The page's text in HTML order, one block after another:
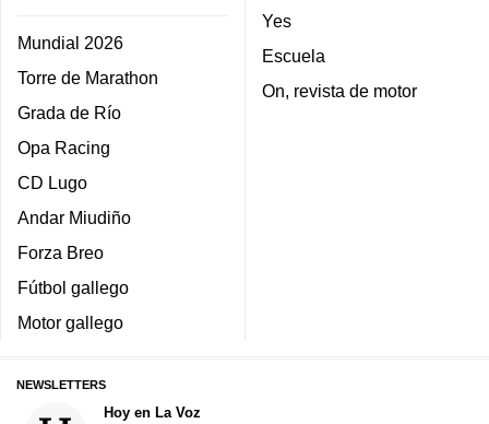
Mundial 2026
Torre de Marathon
Grada de Río
Opa Racing
CD Lugo
Andar Miudiño
Forza Breo
Fútbol gallego
Motor gallego
Yes
Escuela
On, revista de motor
NEWSLETTERS
Hoy en La Voz